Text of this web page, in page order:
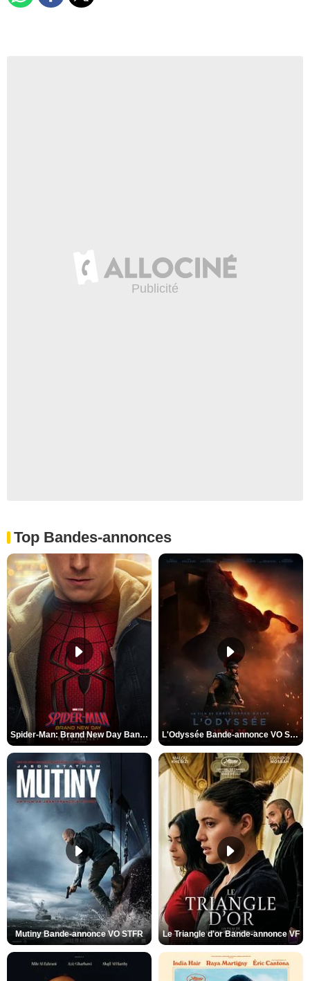
Top Bandes-annonces
Spider-Man: Brand New Day Bande-annonce VO STFR L'Odyssée Bande-annonce VO STFR
Mutiny Bande-annonce VO STFR Le Triangle d'or Bande-annonce VF